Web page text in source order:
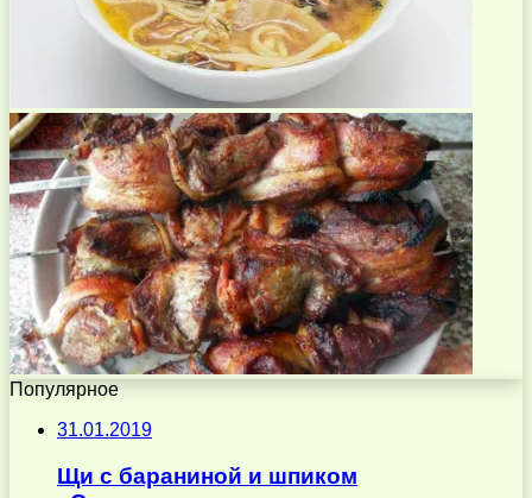
Популярное
31.01.2019
Щи с бараниной и шпиком